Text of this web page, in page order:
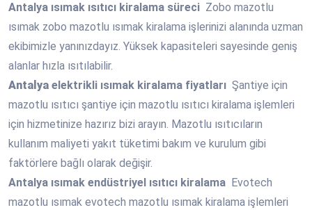
Antalya ısımak ısıtıcı kiralama süreci Zobo mazotlu
ısımak zobo mazotlu ısımak kiralama işlerinizi alanında uzman
ekibimizle yanınızdayız. Yüksek kapasiteleri sayesinde geniş
alanlar hızla ısıtılabilir.
Antalya elektrikli ısımak kiralama fiyatları Şantiye için
mazotlu ısıtıcı şantiye için mazotlu ısıtıcı kiralama işlemleri
için hizmetinize hazırız bizi arayın. Mazotlu ısıtıcıların
kullanım maliyeti yakıt tüketimi bakım ve kurulum gibi
faktörlere bağlı olarak değişir.
Antalya ısımak endüstriyel ısıtıcı kiralama Evotech
mazotlu ısımak evotech mazotlu ısımak kiralama işlemleri